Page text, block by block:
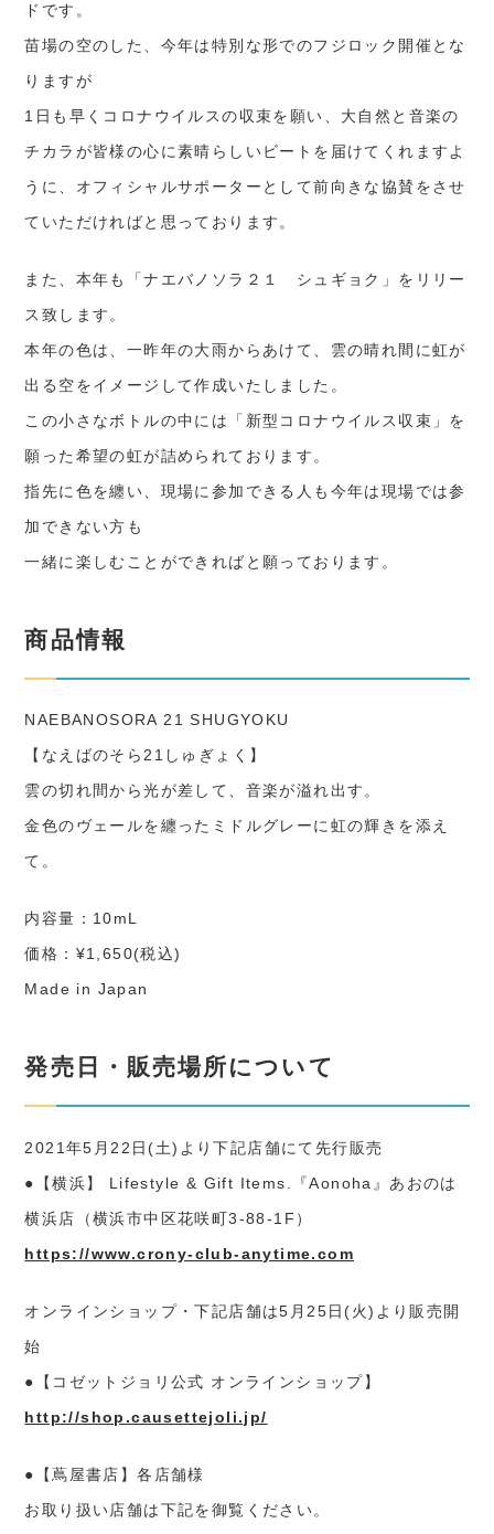
ドです。
苗場の空のした、今年は特別な形でのフジロック開催とな
りますが
1日も早くコロナウイルスの収束を願い、大自然と音楽の
チカラが皆様の心に素晴らしいビートを届けてくれますよ
うに、オフィシャルサポーターとして前向きな協賛をさせ
ていただければと思っております。
また、本年も「ナエバノソラ２１ シュギョク」をリリー
ス致します。
本年の色は、一昨年の大雨からあけて、雲の晴れ間に虹が
出る空をイメージして作成いたしました。
この小さなボトルの中には「新型コロナウイルス収束」を
願った希望の虹が詰められております。
指先に色を纏い、現場に参加できる人も今年は現場では参
加できない方も
一緒に楽しむことができればと願っております。
商品情報
NAEBANOSORA 21 SHUGYOKU
【なえばのそら21しゅぎょく】
雲の切れ間から光が差して、音楽が溢れ出す。
金色のヴェールを纏ったミドルグレーに虹の輝きを添え
て。
内容量：10mL
価格：¥1,650(税込)
Made in Japan
発売日・販売場所について
2021年5月22日(土)より下記店舗にて先行販売
●【横浜】 Lifestyle & Gift Items.『Aonoha』あおのは
横浜店（横浜市中区花咲町3-88-1F）
https://www.crony-club-anytime.com
オンラインショップ・下記店舗は5月25日(火)より販売開
始
●【コゼットジョリ公式 オンラインショップ】
http://shop.causettejoli.jp/
●【蔦屋書店】各店舗様
お取り扱い店舗は下記を御覧ください。